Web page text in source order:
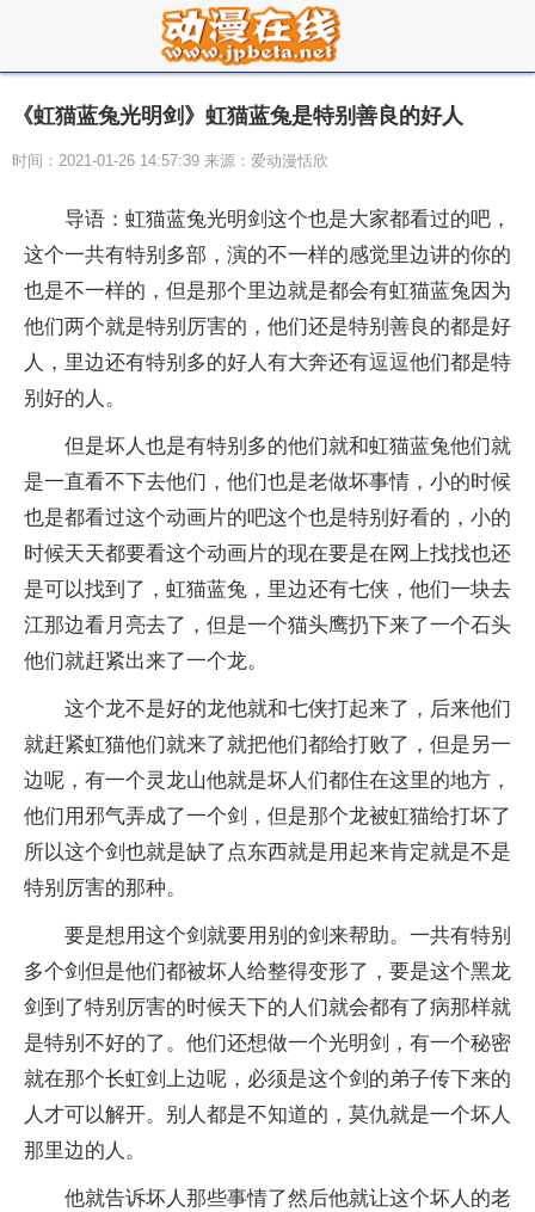
《虹猫蓝兔光明剑》虹猫蓝兔是特别善良的好人
时间：2021-01-26 14:57:39 来源：爱动漫恬欣
导语：虹猫蓝兔光明剑这个也是大家都看过的吧，
这个一共有特别多部，演的不一样的感觉里边讲的你的
也是不一样的，但是那个里边就是都会有虹猫蓝兔因为
他们两个就是特别厉害的，他们还是特别善良的都是好
人，里边还有特别多的好人有大奔还有逗逗他们都是特
别好的人。
但是坏人也是有特别多的他们就和虹猫蓝兔他们就
是一直看不下去他们，他们也是老做坏事情，小的时候
也是都看过这个动画片的吧这个也是特别好看的，小的
时候天天都要看这个动画片的现在要是在网上找找也还
是可以找到了，虹猫蓝兔，里边还有七侠，他们一块去
江那边看月亮去了，但是一个猫头鹰扔下来了一个石头
他们就赶紧出来了一个龙。
这个龙不是好的龙他就和七侠打起来了，后来他们
就赶紧虹猫他们就来了就把他们都给打败了，但是另一
边呢，有一个灵龙山他就是坏人们都住在这里的地方，
他们用邪气弄成了一个剑，但是那个龙被虹猫给打坏了
所以这个剑也就是缺了点东西就是用起来肯定就是不是
特别厉害的那种。
要是想用这个剑就要用别的剑来帮助。一共有特别
多个剑但是他们都被坏人给整得变形了，要是这个黑龙
剑到了特别厉害的时候天下的人们就会都有了病那样就
是特别不好的了。他们还想做一个光明剑，有一个秘密
就在那个长虹剑上边呢，必须是这个剑的弟子传下来的
人才可以解开。别人都是不知道的，莫仇就是一个坏人
那里边的人。
他就告诉坏人那些事情了然后他就让这个坏人的老